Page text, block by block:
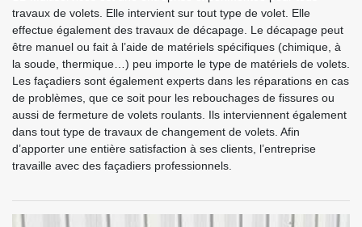
travaux de volets. Elle intervient sur tout type de volet. Elle
effectue également des travaux de décapage. Le décapage peut
être manuel ou fait à l’aide de matériels spécifiques (chimique, à
la soude, thermique…) peu importe le type de matériels de volets.
Les façadiers sont également experts dans les réparations en cas
de problèmes, que ce soit pour les rebouchages de fissures ou
aussi de fermeture de volets roulants. Ils interviennent également
dans tout type de travaux de changement de volets. Afin
d’apporter une entière satisfaction à ses clients, l’entreprise
travaille avec des façadiers professionnels.